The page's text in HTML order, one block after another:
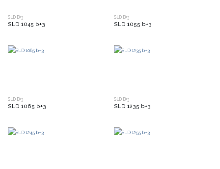
SLD B+3
SLD 1045 b+3
SLD B+3
SLD 1055 b+3
SLD B+3
SLD 1065 b+3
SLD B+3
SLD 1235 b+3